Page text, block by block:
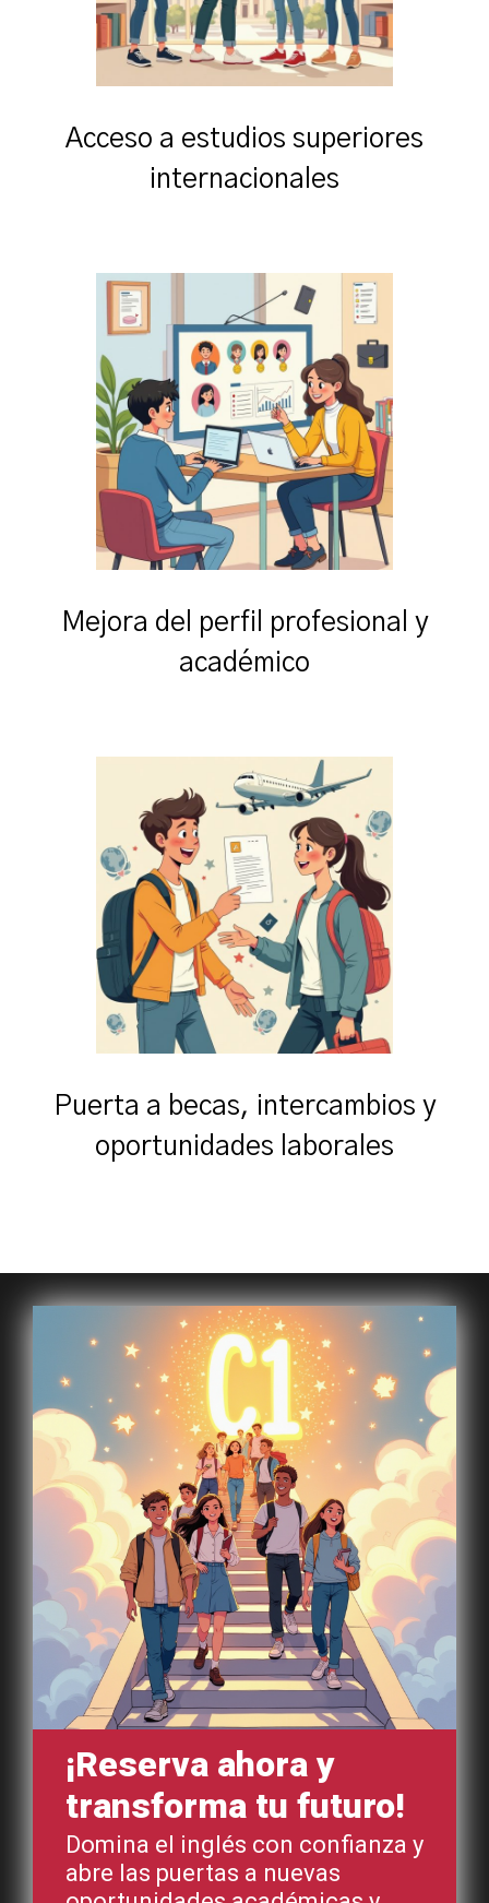
Acceso a estudios superiores
internacionales
Mejora del perfil profesional y
académico
Puerta a becas, intercambios y
oportunidades laborales
¡Reserva ahora y
transforma tu futuro!
Domina el inglés con confianza y
abre las puertas a nuevas